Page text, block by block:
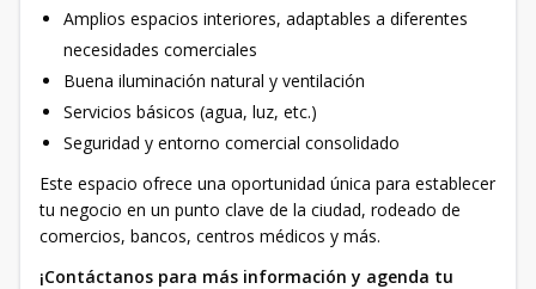
Amplios espacios interiores, adaptables a diferentes
necesidades comerciales
Buena iluminación natural y ventilación
Servicios básicos (agua, luz, etc.)
Seguridad y entorno comercial consolidado
Este espacio ofrece una oportunidad única para establecer
tu negocio en un punto clave de la ciudad, rodeado de
comercios, bancos, centros médicos y más.
¡Contáctanos para más información y agenda tu